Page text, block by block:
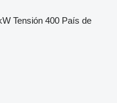
Tensión 400 País de